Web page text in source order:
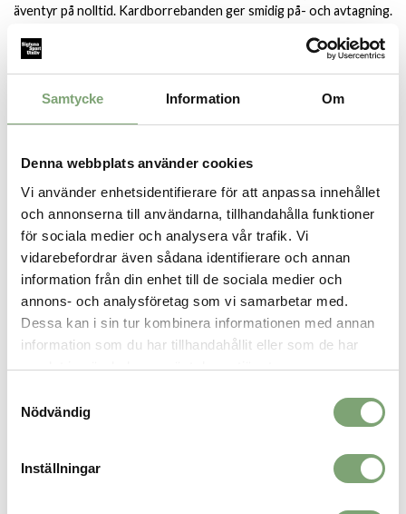
Samtycke Information Om
Denna webbplats använder cookies
Vi använder enhetsidentifierare för att anpassa innehållet
och annonserna till användarna, tillhandahålla funktioner
för sociala medier och analysera vår trafik. Vi
vidarebefordrar även sådana identifierare och annan
information från din enhet till de sociala medier och
annons- och analysföretag som vi samarbetar med.
Dessa kan i sin tur kombinera informationen med annan
information som du har tillhandahållit eller som de har
samlat in när du har använt deras tjänster.
Nödvändig
Inställningar
äventyr på nolltid. Kardborrebanden ger smidig på- och avtagning.
supermjukt stöd i varje steg.
Specifikation:
Normal passform
Kardborreknäppning
Textilfoder
Kombinerad mellansula och yttersula i EVA
Innehåller minst 20 % återvunnet innehåll
SPARA SOM FAVORIT
Artikelnummer:
032762_3